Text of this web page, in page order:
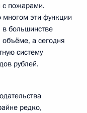
с пожарами.
эти функции
большинстве
а сегодня
систему
рублей.
редко,